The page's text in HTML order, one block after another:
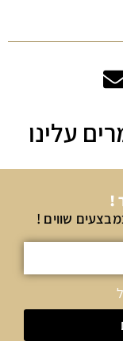
עלינו
!
שווים !